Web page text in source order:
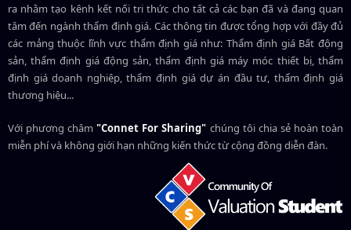
ra nhằm tạo kênh kết nối tri thức cho tất cả các bạn đã và đang quan
tâm đến ngành thẩm định giá. Các thông tin được tổng hợp với đầy đủ
các mảng thuộc lĩnh vực thẩm định giá như: Thẩm định giá Bất động
sản, thẩm định giá động sản, thẩm định giá máy móc thiết bị, thẩm
định giá doanh nghiệp, thẩm định giá dự án đầu tư, thẩm định giá
thương hiệu...
Với phương châm"Connet For Sharing" chúng tôi chia sẻ hoàn toàn
miễn phí và không giới hạn những kiến thức từ cộng đồng diễn đàn.